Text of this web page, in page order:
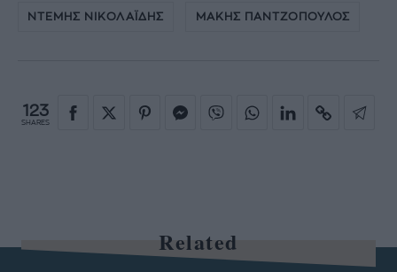
ΝΤΕΜΗΣ ΝΙΚΟΛΑΪΔΗΣ ΜΑΚΗΣ ΠΑΝΤΖΟΠΟΥΛΟΣ
123
SHARES
Related